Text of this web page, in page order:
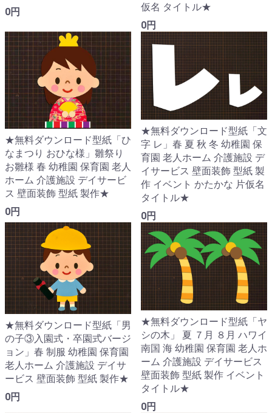
0円
仮名 タイトル★
0円
★無料ダウンロード型紙「ひ
なまつり おひな様」雛祭り
お雛様 春 幼稚園 保育園 老人
ホーム 介護施設 デイサービ
ス 壁面装飾 型紙 製作★
0円
★無料ダウンロード型紙「文
字 レ」春 夏 秋 冬 幼稚園 保
育園 老人ホーム 介護施設 デ
イサービス 壁面装飾 型紙 製
作 イベント かたかな 片仮名
タイトル★
0円
★無料ダウンロード型紙「男
の子③入園式・卒園式バージ
ョン」春 制服 幼稚園 保育園
老人ホーム 介護施設 デイサ
ービス 壁面装飾 型紙 製作★
0円
★無料ダウンロード型紙「ヤ
シの木」 夏 ７月 ８月 ハワイ
南国 海 幼稚園 保育園 老人ホ
ーム 介護施設 デイサービス
壁面装飾 型紙 製作 イベント
タイトル★
0円